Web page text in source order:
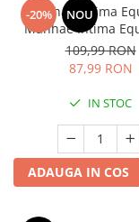
-20% NOU
Manhaé Intima
Manhaé Intima
Echilibru Intim,
florei intime * 30
109,99 RON
87,99 RON
IN STOC
ADAUGA IN COS